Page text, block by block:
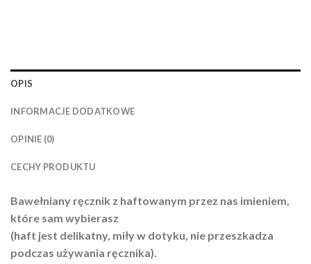
OPIS
INFORMACJE DODATKOWE
OPINIE (0)
CECHY PRODUKTU
Bawełniany ręcznik z haftowanym przez nas imieniem,
które sam wybierasz
(haft jest delikatny, miły w dotyku, nie przeszkadza
podczas używania ręcznika).